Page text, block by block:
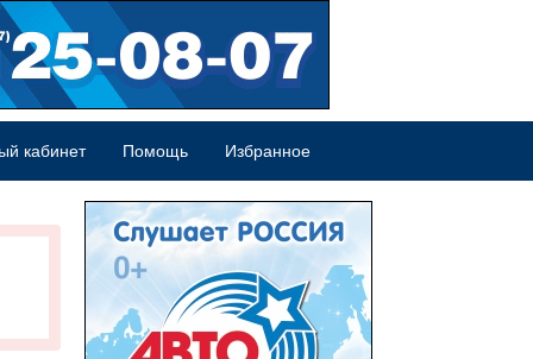
кабинет Помощь Избранное